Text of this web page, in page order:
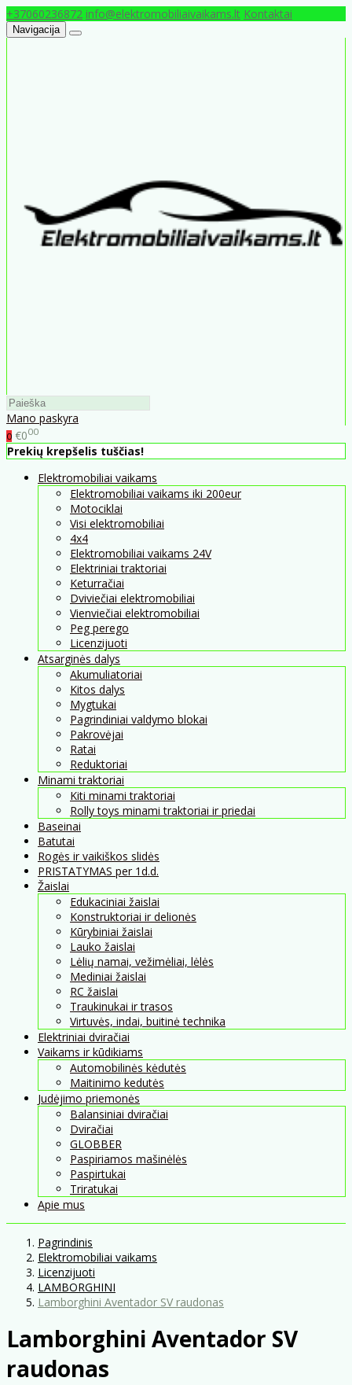
+37060236872 info@elektromobiliaivaikams.lt Kontaktai
Navigacija
Mano paskyra
0 €000
Prekių krepšelis tuščias!
Elektromobiliai vaikams
Elektromobiliai vaikams iki 200eur
Motociklai
Visi elektromobiliai
4x4
Elektromobiliai vaikams 24V
Elektriniai traktoriai
Keturračiai
Dviviečiai elektromobiliai
Vienviečiai elektromobiliai
Peg perego
Licenzijuoti
Atsarginės dalys
Akumuliatoriai
Kitos dalys
Mygtukai
Pagrindiniai valdymo blokai
Pakrovėjai
Ratai
Reduktoriai
Minami traktoriai
Kiti minami traktoriai
Rolly toys minami traktoriai ir priedai
Baseinai
Batutai
Rogės ir vaikiškos slidės
PRISTATYMAS per 1d.d.
Žaislai
Edukaciniai žaislai
Konstruktoriai ir delionės
Kūrybiniai žaislai
Lauko žaislai
Lėlių namai, vežimėliai, lėlės
Mediniai žaislai
RC žaislai
Traukinukai ir trasos
Virtuvės, indai, buitinė technika
Elektriniai dviračiai
Vaikams ir kūdikiams
Automobilinės kėdutės
Maitinimo kedutės
Judėjimo priemonės
Balansiniai dviračiai
Dviračiai
GLOBBER
Paspiriamos mašinėlės
Paspirtukai
Triratukai
Apie mus
Pagrindinis
Elektromobiliai vaikams
Licenzijuoti
LAMBORGHINI
Lamborghini Aventador SV raudonas
Lamborghini Aventador SV
raudonas